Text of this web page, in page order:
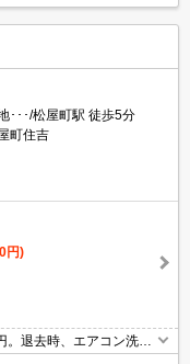
･･･/松屋町駅 徒歩5分
町住吉
円)
退去時、エアコン洗浄